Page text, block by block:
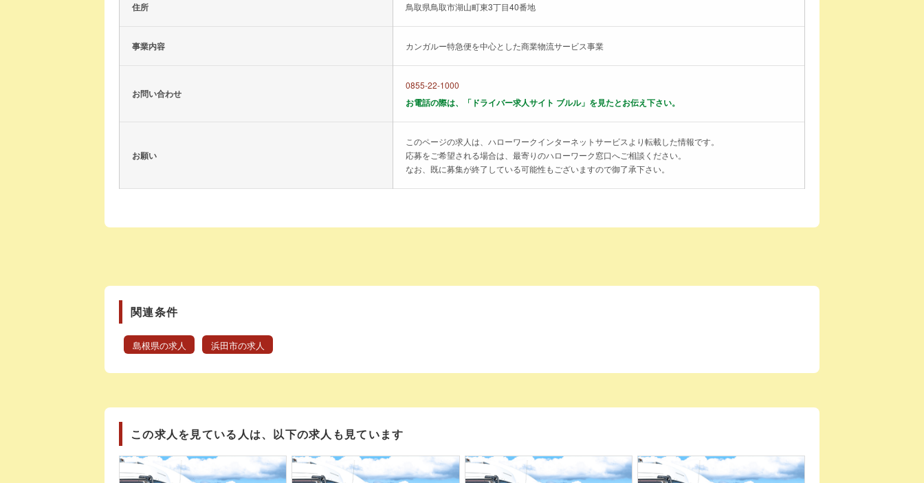
住所 鳥取県鳥取市湖山町東3丁目40番地
事業内容 カンガルー特急便を中心とした商業物流サービス事業
お問い合わせ
0855-22-1000
お電話の際は、「ドライバー求人サイト ブルル」を見たとお伝え下さい。
お願い
このページの求人は、ハローワークインターネットサービスより転載した情報です。
応募をご希望される場合は、最寄りのハローワーク窓口へご相談ください。
なお、既に募集が終了している可能性もございますので御了承下さい。
関連条件
島根県の求人 浜田市の求人
この求人を見ている人は、以下の求人も見ています